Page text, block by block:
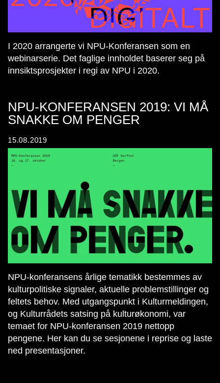
I 2020 arrangerte vi NPU-Konferansen som en
webinarserie. Det faglige innholdet baserer seg på
innsiktsprosjekter i regi av NPU i 2020.
NPU-KONFERANSEN 2019: VI MÅ
SNAKKE OM PENGER
15.08.2019
NPU-konferansens årlige tematikk bestemmes av
kulturpolitiske signaler, aktuelle problemstillinger og
feltets behov. Med utgangspunkt i Kulturmeldingen,
og Kulturrådets satsing på kulturøkonomi, var
temaet for NPU-konferansen 2019 nettopp
pengene. Her kan du se sesjonene i reprise og laste
ned presentasjoner.